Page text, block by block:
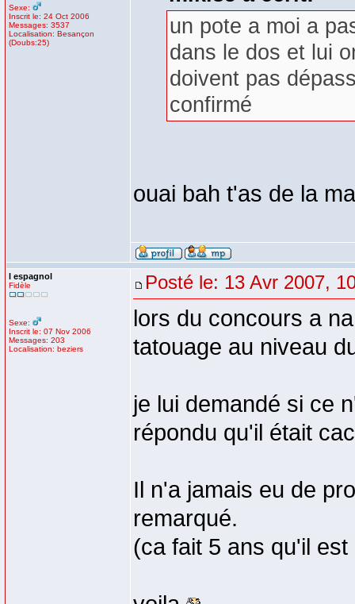
Sexe:
Inscrit le: 24 Oct 2006
Messages: 3537
Localisation: Besançon
(Doubs:25)
un pote a moi a
dans le dos et lui
doivent pas
confirmé
ouai bah t'as de la
l espagnol
Fidèle
Sexe:
Inscrit le: 07 Nov 2006
Messages: 203
Localisation: beziers
Posté le: 13 Avr 2007,
lors du concours a
tatouage au niveau
je lui demandé si ce
répondu qu'il était
Il n'a jamais eu de
remarqué.
(ca fait 5 ans qu'il